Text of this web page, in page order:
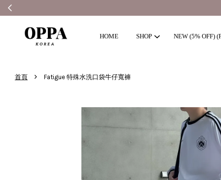
HOME SHOP NEW (5% OFF)
首頁 › Fatigue 特殊水洗口袋牛仔寬褲